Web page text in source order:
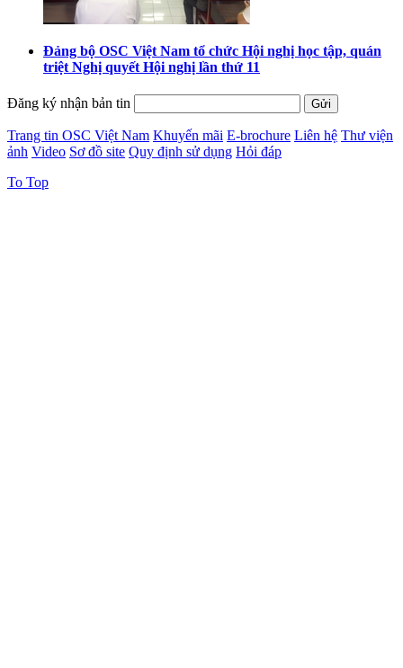
Đảng bộ OSC Việt Nam tổ chức Hội nghị học tập, quán
triệt Nghị quyết Hội nghị lần thứ 11
Đăng ký nhận bản tin
Trang tin OSC Việt Nam Khuyến mãi E-brochure Liên hệ Thư viện
ảnh Video Sơ đồ site Quy định sử dụng Hỏi đáp
To Top